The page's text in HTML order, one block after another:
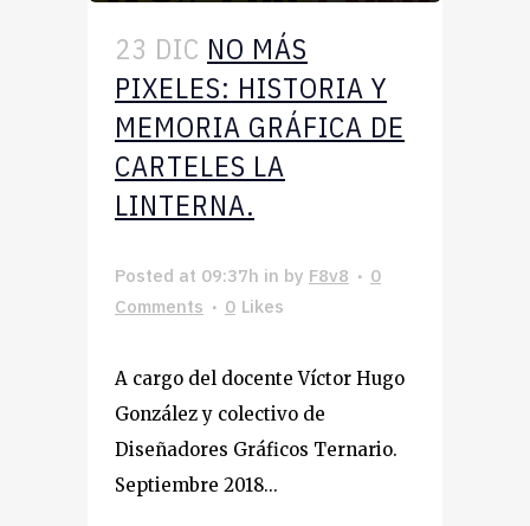
23 DIC NO MÁS
PIXELES: HISTORIA Y
MEMORIA GRÁFICA DE
CARTELES LA
LINTERNA.
Posted at 09:37h in by F8v8
0
Comments
0 Likes
A cargo del docente Víctor Hugo
González y colectivo de
Diseñadores Gráficos Ternario.
Septiembre 2018...